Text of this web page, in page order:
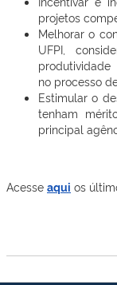
projetos
Melhorar o
UFPI,
no processo
Estimular o
tenham
principal
Acesse aqui os